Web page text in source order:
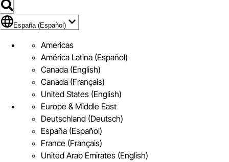
Icono de marca de España (Español)
España (Español)
Americas
América Latina (Español)
Canada (English)
Canada (Français)
United States (English)
Europe & Middle East
Deutschland (Deutsch)
España (Español)
France (Français)
United Arab Emirates (English)